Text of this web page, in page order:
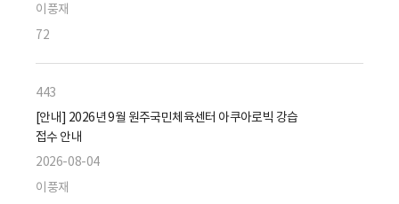
이풍재
72
443
[안내] 2026년 9월 원주국민체육센터 아쿠아로빅 강습
접수 안내
2026-08-04
이풍재